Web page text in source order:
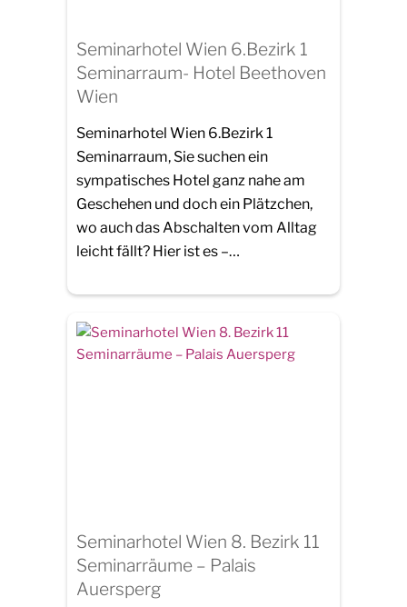
Seminarhotel Wien 6.Bezirk 1
Seminarraum- Hotel Beethoven
Wien
Seminarhotel Wien 6.Bezirk 1
Seminarraum, Sie suchen ein
sympatisches Hotel ganz nahe am
Geschehen und doch ein Plätzchen,
wo auch das Abschalten vom Alltag
leicht fällt? Hier ist es –…
Seminarhotel Wien 8. Bezirk 11
Seminarräume – Palais
Auersperg